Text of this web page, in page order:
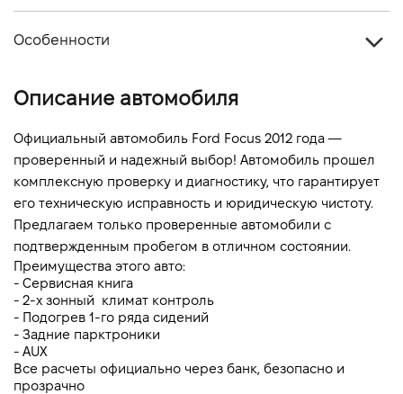
Объем двигателя (см.куб.)
Расход топлива, л/100 км (смешанный)
Выбросы CO2, г/км (смешанный)
Динамика разгона 0-100 км/ч
Особенности
Описание автомобиля
Официальный автомобиль Ford Focus 2012 года —
проверенный и надежный выбор! Автомобиль прошел
комплексную проверку и диагностику, что гарантирует
его техническую исправность и юридическую чистоту.
Предлагаем только проверенные автомобили с
подтвержденным пробегом в отличном состоянии.
Преимущества этого авто:
- Сервисная книга
- 2-х зонный  климат контроль
- Подогрев 1-го ряда сидений
- Задние парктроники
- AUX
Все расчеты официально через банк, безопасно и
прозрачно